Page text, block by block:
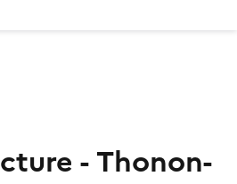
- Thonon-